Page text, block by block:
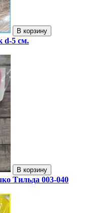
В корзину
d-5 см.
В корзину
Тильда 003-040